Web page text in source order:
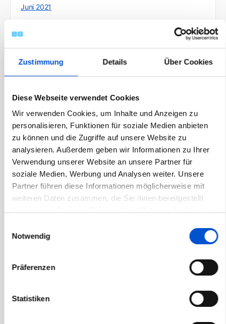
Zustimmung Details Über Cookies
Diese Webseite verwendet Cookies
Wir verwenden Cookies, um Inhalte und Anzeigen zu
personalisieren, Funktionen für soziale Medien anbieten
zu können und die Zugriffe auf unsere Website zu
analysieren. Außerdem geben wir Informationen zu Ihrer
Verwendung unserer Website an unsere Partner für
soziale Medien, Werbung und Analysen weiter. Unsere
Partner führen diese Informationen möglicherweise mit
weiteren Daten zusammen, die Sie ihnen bereitgestellt
Notwendig
Präferenzen
Statistiken
Juni 2021
April 2021
Dezember 2020
November 2020
September 2020
August 2020
Juli 2020
Juni 2020
März 2020
Januar 2020
November 2019